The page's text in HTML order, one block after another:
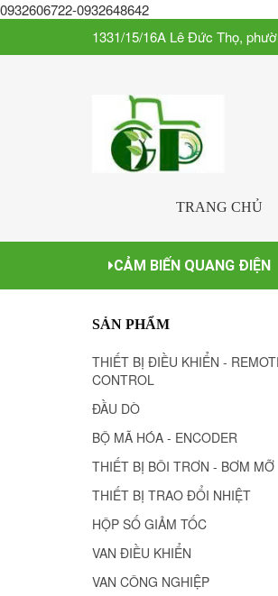
0932606722-0932648642
1331/15/16A Lê Đức Thọ,
TRANG CHỦ
CẢM BIẾN QUANG ĐIỆN
SẢN PHẨM
THIẾT BỊ ĐIỀU KHIỂN -
CONTROL
ĐẦU DÒ
BỘ MÃ HÓA - ENCODER
THIẾT BỊ BÔI TRƠN - BƠM MỠ
THIẾT BỊ TRAO ĐỔI NHIỆT
HỘP SỐ GIẢM TỐC
VAN ĐIỀU KHIỂN
VAN CÔNG NGHIỆP